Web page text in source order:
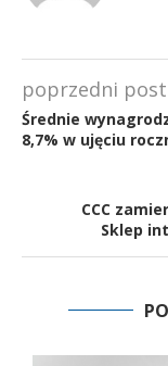
poprzedni post
Średnie
8,7% w ujęciu
CCC
Sklep